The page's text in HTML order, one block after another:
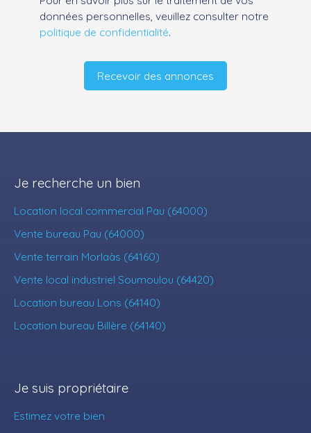
données personnelles, veuillez consulter notre
politique de confidentialité.
Recevoir des annonces
Je recherche un bien
Location local commercial Pau (64000)
Vente bureau Pau (64000)
Vente terrain Morlaàs (64160)
Vente local industriel Soumoulou (64420)
Location bureau Lons (64140)
Location bureau Billère (64140)
Je suis propriétaire
Estimez votre bien